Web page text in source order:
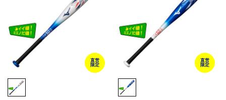
サポート
直営店一覧
直営
限定
直営
限定